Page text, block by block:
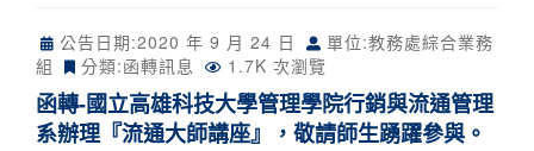
公告日期:2020 年 9 月 24 日
單位:教務處綜合業務
組
分類:函轉訊息 1.7K 次瀏覽
函轉-國立高雄科技大學管理學院行銷與流通管理
系辦理『流通大師講座』，敬請師生踴躍參與。